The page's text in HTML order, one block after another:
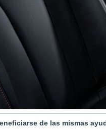
de las mismas